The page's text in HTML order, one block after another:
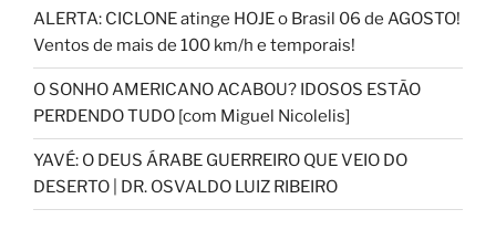
ALERTA: CICLONE atinge HOJE o Brasil 06 de AGOSTO!
Ventos de mais de 100 km/h e temporais!
O SONHO AMERICANO ACABOU? IDOSOS ESTÃO
PERDENDO TUDO [com Miguel Nicolelis]
YAVÉ: O DEUS ÁRABE GUERREIRO QUE VEIO DO
DESERTO | DR. OSVALDO LUIZ RIBEIRO